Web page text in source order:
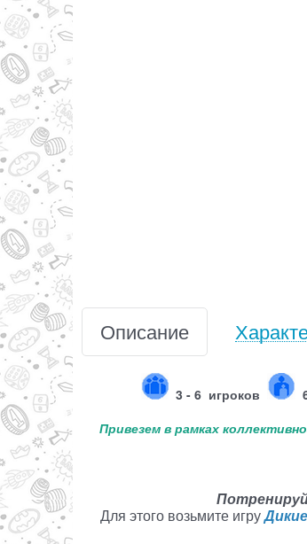
Описание
3 - 6 игроков
Привезем в рамках
Для этого возьмите игру